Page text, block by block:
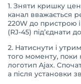
1. Зняти кришку
канал вважається
220W до пристрою
(RJ-45) під’єднати
2. Натиснути і
того моменту, поки
логотип Ajax.
а після установки